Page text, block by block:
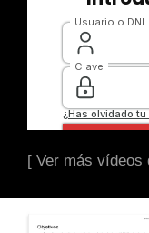
[ Ver más vídeos